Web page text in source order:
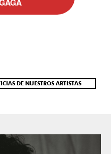
DE NUESTROS ARTISTAS